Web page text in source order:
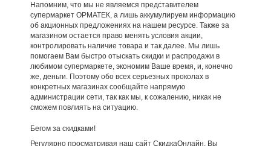
Напомним, что мы не являемся представителем
супермаркет ОРМАТЕК, а лишь аккумулируем информацию
об акционных предложениях на нашем ресурсе. Также за
магазином остается право менять условия акции,
контролировать наличие товара и так далее. Мы лишь
помогаем Вам быстро отыскать скидки и распродажи в
любимом супермаркете, экономим Ваше время, и, конечно
же, деньги. Поэтому обо всех серьезных проколах в
конкретных магазинах сообщайте напрямую
администрации сети, так как мы, к сожалению, никак не
сможем повлиять на ситуацию.
Бегом за скидками!
Регулярно просматривая наш сайт СкидкаОнлайн, Вы